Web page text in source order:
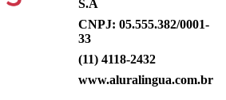
S.A
CNPJ: 05.555.382/0001-
33
(11) 4118-2432
www.aluralingua.com.br